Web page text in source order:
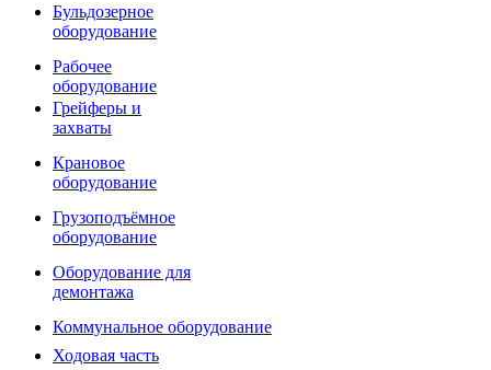
Виброрипперы
Ковши дробильные щековые
Ковши дробильные роторные
Сортировочные ковши барабанные
Сортировочные ковши вальцовые
Фрезы роторные
Фрезы дисковые
Траншеекопатели
Просеивающие ковши для фронтальных погрузчиков
Распределители асфальта
Переходные плиты
Гидроразводка
РВД
Сваерезки
Как выбрать гидромолот
Бульдозерное
оборудование
Рабочее
оборудование
Грейферы и
захваты
Крановое
оборудование
Грузоподъёмное
оборудование
Оборудование для
демонтажа
Коммунальное оборудование
Ходовая часть